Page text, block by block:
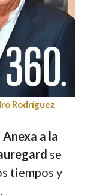
Rodríguez
a la
se
tiempos y